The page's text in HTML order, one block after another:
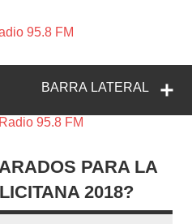
Radio
95.8 FM
Baja y Radio en el Medio
BARRA LATERAL
PARA LA
2018?